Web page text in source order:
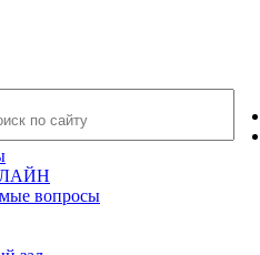
вопросы